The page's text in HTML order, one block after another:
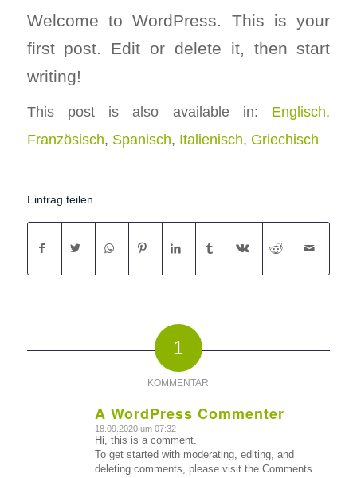
Welcome to WordPress. This is your
first post. Edit or delete it, then start
writing!
This post is also available in: Englisch
Französisch Spanisch Italienisch Griechisch
Eintrag teilen
1
KOMMENTAR
A WordPress Commenter
sagte:
18.09.2020 um 07:32
Hi, this is a comment.
To get started with moderating, editing, and
deleting comments, please visit the Comments